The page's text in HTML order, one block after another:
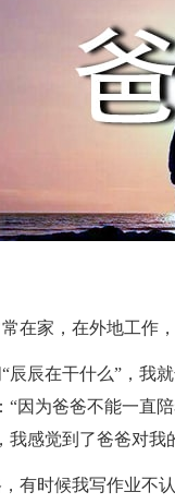
家，在外地工作，
辰在干什么”，我就
“因为爸爸不能一直
我感觉到了爸爸对我
时候我写作业不认